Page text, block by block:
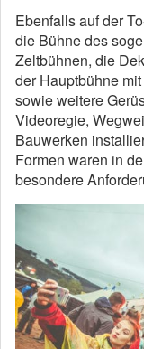
Ebenfalls auf der
die Bühne des
Zeltbühnen, die
der Hauptbühne
sowie weitere
Videoregie,
Bauwerken
Formen waren in
besondere